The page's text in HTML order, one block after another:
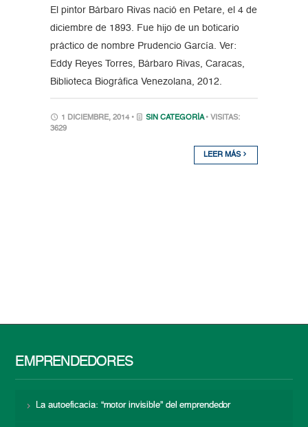
El pintor Bárbaro Rivas nació en Petare, el 4 de
diciembre de 1893. Fue hijo de un boticario
práctico de nombre Prudencio García. Ver:
Eddy Reyes Torres, Bárbaro Rivas, Caracas,
Biblioteca Biográfica Venezolana, 2012.
1 DICIEMBRE, 2014 • SIN CATEGORÍA • VISITAS:
3629
LEER MÁS
EMPRENDEDORES
La autoeficacia: “motor invisible” del emprendedor